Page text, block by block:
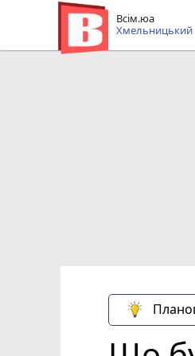
Всім.юа
Хмельницький